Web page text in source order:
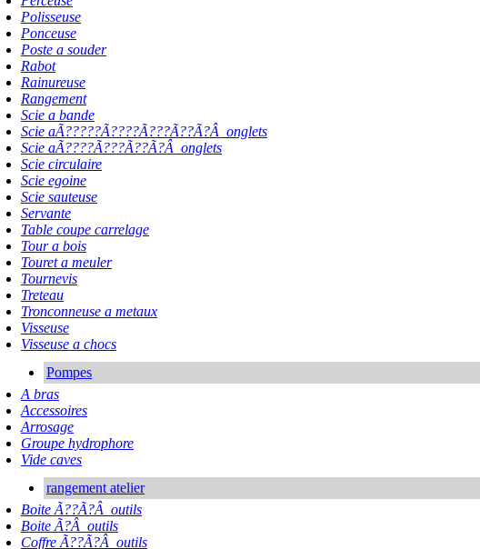
Polisseuse
Ponceuse
Poste a souder
Rabot
Rainureuse
Rangement
Scie a bande
Scie aÃ?????Ã????Ã???Ã??Ã?Â onglets
Scie aÃ????Ã???Ã??Ã?Â onglets
Scie circulaire
Scie egoine
Scie sauteuse
Servante
Table coupe carrelage
Tour a bois
Touret a meuler
Tournevis
Treteau
Tronconneuse a metaux
Visseuse
Visseuse a chocs
Pompes
A bras
Accessoires
Arrosage
Groupe hydrophore
Vide caves
rangement atelier
Boite Ã??Ã?Â outils
Boite Ã?Â outils
Coffre Ã??Ã?Â outils